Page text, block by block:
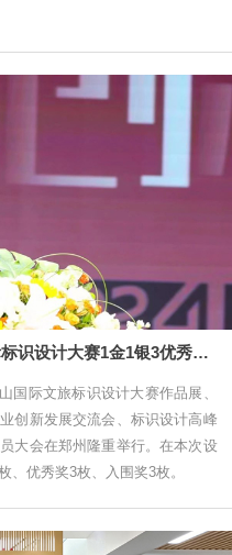
红猫系获佳绩：荣获中国嵩山国际标识设计大赛1金1银3优秀3入围！
国际文旅标识设计大赛作品展、
创新发展交流会、标识设计高峰
大会在郑州隆重举行。在本次设
、优秀奖3枚、入围奖3枚。